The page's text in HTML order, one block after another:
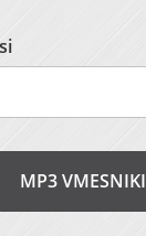
MP3 VMESNIKI